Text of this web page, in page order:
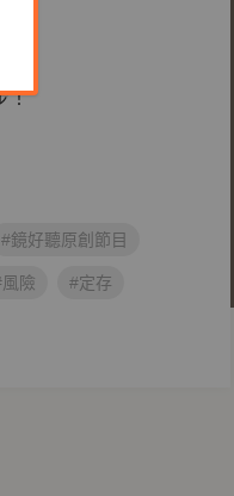
！
#鏡好聽原創節目
險 #定存